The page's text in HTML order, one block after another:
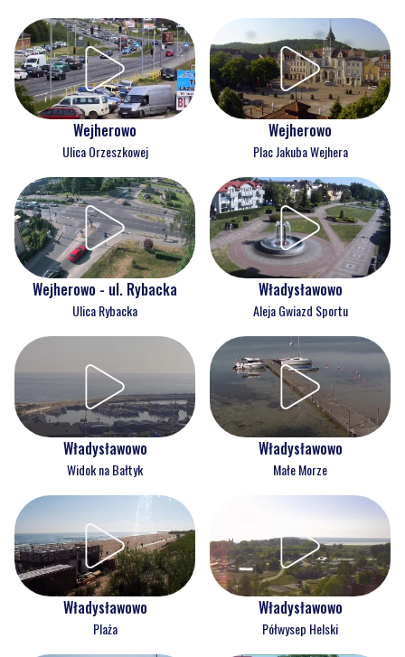
Wejherowo
Ulica Orzeszkowej
Wejherowo
Plac Jakuba Wejhera
Wejherowo - ul. Rybacka
Ulica Rybacka
Władysławowo
Aleja Gwiazd Sportu
Władysławowo
Widok na Bałtyk
Władysławowo
Małe Morze
Władysławowo
Plaża
Władysławowo
Półwysep Helski